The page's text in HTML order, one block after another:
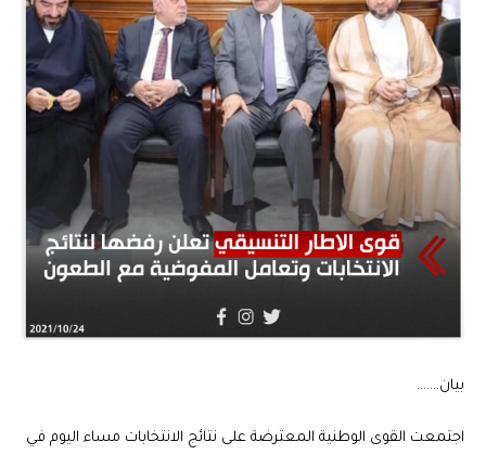
بيان…….
اجتمعت القوى الوطنية المعترضة على نتائج الانتخابات مساء اليوم في